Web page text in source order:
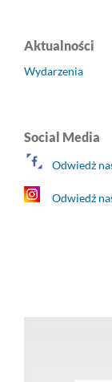
Aktualności
Wydarzenia
Social Media
Odwiedż
Odwiedź